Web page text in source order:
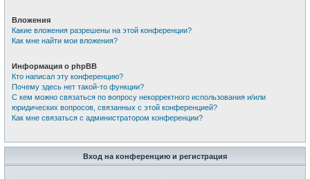
Вложения
Какие вложения разрешены на этой конференции?
Как мне найти мои вложения?
Информация о phpBB
Кто написал эту конференцию?
Почему здесь нет такой-то функции?
С кем можно связаться по вопросу некорректного использования и/или
юридических вопросов, связанных с этой конференцией?
Как мне связаться с администратором конференции?
Вход на конференцию и регистрация